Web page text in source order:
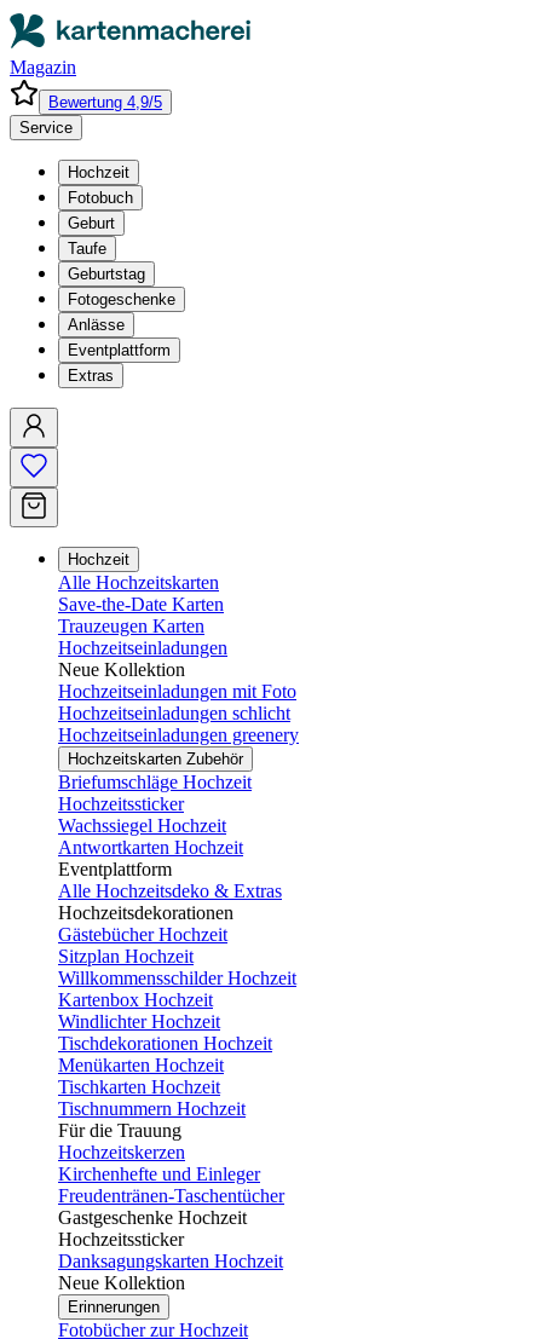
Magazin
Bewertung 4,9/5
Service
Hochzeit
Fotobuch
Geburt
Taufe
Geburtstag
Fotogeschenke
Anlässe
Eventplattform
Extras
Hochzeit
Alle Hochzeitskarten
Save-the-Date Karten
Trauzeugen Karten
Hochzeitseinladungen
Neue Kollektion
Hochzeitseinladungen mit Foto
Hochzeitseinladungen schlicht
Hochzeitseinladungen greenery
Hochzeitskarten Zubehör
Briefumschläge Hochzeit
Hochzeitssticker
Wachssiegel Hochzeit
Antwortkarten Hochzeit
Eventplattform
Alle Hochzeitsdeko & Extras
Hochzeitsdekorationen
Gästebücher Hochzeit
Sitzplan Hochzeit
Willkommensschilder Hochzeit
Kartenbox Hochzeit
Windlichter Hochzeit
Tischdekorationen Hochzeit
Menükarten Hochzeit
Tischkarten Hochzeit
Tischnummern Hochzeit
Für die Trauung
Hochzeitskerzen
Kirchenhefte und Einleger
Freudentränen-Taschentücher
Gastgeschenke Hochzeit
Hochzeitssticker
Danksagungskarten Hochzeit
Neue Kollektion
Erinnerungen
Fotobücher zur Hochzeit